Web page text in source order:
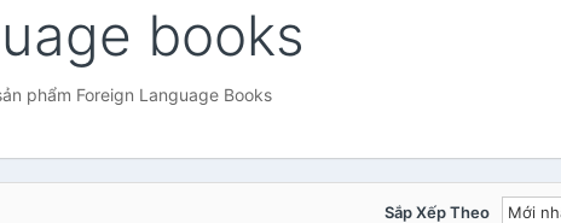
books
phẩm Foreign Language Books
Sắp Xếp Theo